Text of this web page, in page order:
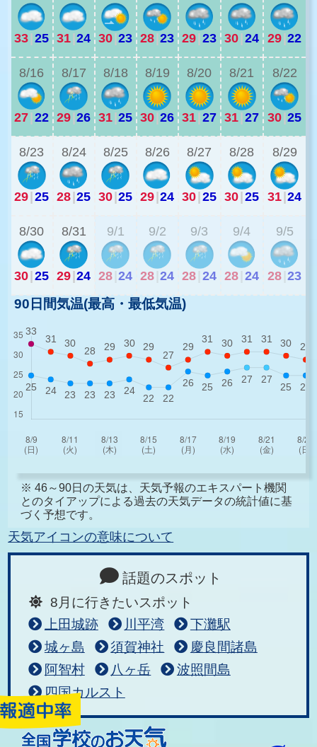
33|25 31|24 30|23 28|23 29|23 30|24 29|22
8/16
27|22
8/17
29|26
8/18
31|25
8/19
30|26
8/20
31|27
8/21
31|27
8/22
30|25
8/23
29|25
8/24
28|25
8/25
30|25
8/26
29|24
8/27
30|25
8/28
30|25
8/29
31|24
8/30
30|25
8/31
29|24
9/1
28 24
9/2
28 24
9/3
28 24
9/4
28 24
9/5
28 23
90日間気温(最高・最低気温)
※ 46～90日の天気は、天気予報のエキスパート機関
とのタイアップによる過去の天気データの統計値に基
づく予想です。
天気アイコンの意味について
話題のスポット
8月に行きたいスポット
上田城跡
川平湾
下灘駅
城ヶ島
須賀神社
慶良間諸島
阿智村
八ヶ岳
波照間島
四国カルスト